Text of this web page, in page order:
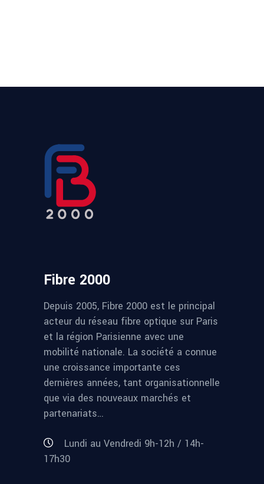
Fibre 2000
Depuis 2005, Fibre 2000 est le principal
acteur du réseau fibre optique sur Paris
et la région Parisienne avec une
mobilité nationale. La société a connue
une croissance importante ces
dernières années, tant organisationnelle
que via des nouveaux marchés et
partenariats…
Lundi au Vendredi 9h-12h / 14h-
17h30